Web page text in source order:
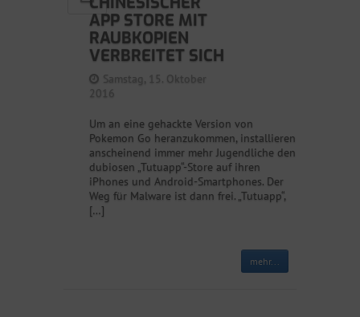
APP STORE MIT
RAUBKOPIEN
VERBREITET SICH
Samstag, 15. Oktober
2016
Um an eine gehackte Version von
Pokemon Go heranzukommen, installieren
anscheinend immer mehr Jugendliche den
dubiosen „Tutuapp“-Store auf ihren
iPhones und Android-Smartphones. Der
Weg für Malware ist dann frei. „Tutuapp“,
[…]
mehr...